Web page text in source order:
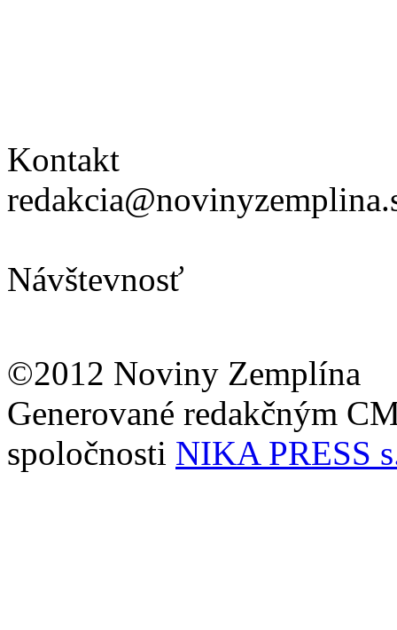
Kontakt
Návštevnosť
©2012 Noviny Zemplína
Generované redakčným
spoločnosti NIKA PRESS